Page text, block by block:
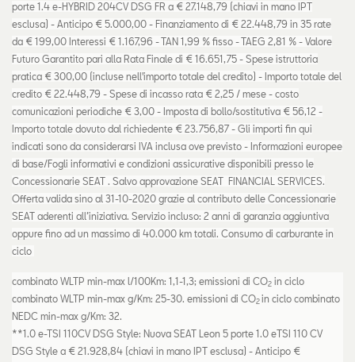
porte 1.4 e-HYBRID 204CV DSG FR a € 27.148,79 (chiavi in mano IPT
esclusa) - Anticipo € 5.000,00 - Finanziamento di € 22.448,79 in 35 rate
da € 199,00 Interessi € 1.167,96 - TAN 1,99 % fisso - TAEG 2,81 % - Valore
Futuro Garantito pari alla Rata Finale di € 16.651,75 - Spese istruttoria
pratica € 300,00 (incluse nell'importo totale del credito) - Importo totale del
credito € 22.448,79 - Spese di incasso rata € 2,25 / mese - costo
comunicazioni periodiche € 3,00 - Imposta di bollo/sostitutiva € 56,12 -
Importo totale dovuto dal richiedente € 23.756,87 - Gli importi fin qui
indicati sono da considerarsi IVA inclusa ove previsto - Informazioni europee
di base/Fogli informativi e condizioni assicurative disponibili presso le
Concessionarie SEAT . Salvo approvazione SEAT FINANCIAL SERVICES.
Offerta valida sino al 31-10-2020 grazie al contributo delle Concessionarie
SEAT aderenti all’iniziativa. Servizio incluso: 2 anni di garanzia aggiuntiva
oppure fino ad un massimo di 40.000 km totali. Consumo di carburante in
ciclo
combinato WLTP min-max l/100Km: 1,1-1,3; emissioni di CO2 in ciclo
combinato WLTP min-max g/Km: 25-30. emissioni di CO2in ciclo combinato
NEDC min-max g/Km: 32.
**1.0 e-TSI 110CV DSG Style: Nuova SEAT Leon 5 porte 1.0 eTSI 110 CV
DSG Style a € 21.928,84 (chiavi in mano IPT esclusa) - Anticipo €